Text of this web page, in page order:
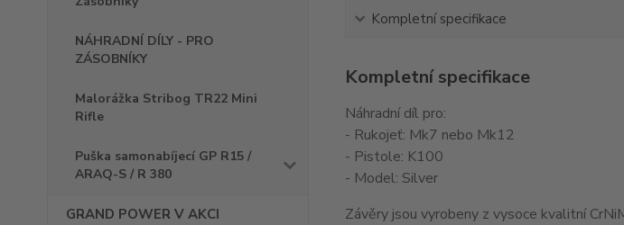
NÁHRADNÍ DÍLY - PRO
ZÁSOBNÍKY
Malorážka Stribog TR22 Mini
Rifle
Puška samonabíjecí GP R15 /
ARAQ-S / R 380
GRAND POWER V AKCI
Kompletní specifikace
Kompletní specifikace
Náhradní díl pro:
- Rukojeť: Mk7 nebo Mk12
- Pistole: K100
- Model: Silver
Závěry jsou vyrobeny z vysoce kvalitní